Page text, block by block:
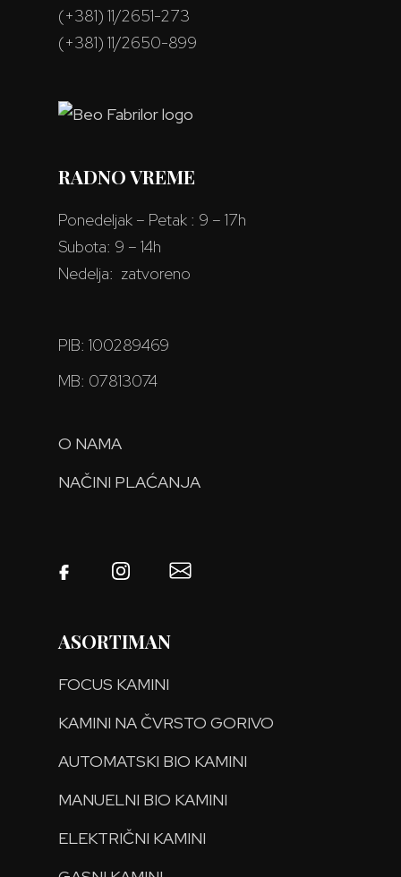
(+381) 11/2651-273
(+381) 11/2650-899
RADNO VREME
Ponedeljak – Petak : 9 – 17h
Subota: 9 – 14h
Nedelja: zatvoreno
PIB: 100289469
MB: 07813074
O NAMA
NAČINI PLAĆANJA
ASORTIMAN
FOCUS KAMINI
KAMINI NA ČVRSTO GORIVO
AUTOMATSKI BIO KAMINI
MANUELNI BIO KAMINI
ELEKTRIČNI KAMINI